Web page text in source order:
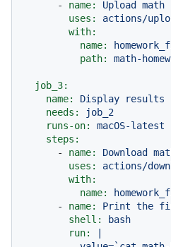
-
name: Upload math
uses:
actions/
with:
name:
path:
math-
job_3:
name:
Display
results
needs:
job_2
runs-on:
macOS-latest
steps:
-
name: Download
uses:
actions/
with:
name:
-
name: Print the
shell:
bash
run: